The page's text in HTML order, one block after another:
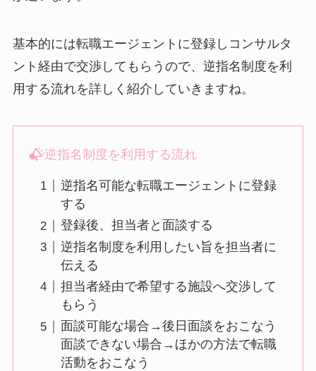
基本的には転職エージェントに登録しコンサルタ
ント経由で交渉してもらうので、逆指名制度を利
用する流れを詳しく紹介していきますね。
逆指名制度を利用する流れ
逆指名可能な転職エージェントに登録
する
登録後、担当者と面談する
逆指名制度を利用したい旨を担当者に
伝える
担当者経由で希望する施設へ交渉して
もらう
面談可能な場合→後日面談をおこなう
面談できない場合→ほかの方法で転職
活動をおこなう